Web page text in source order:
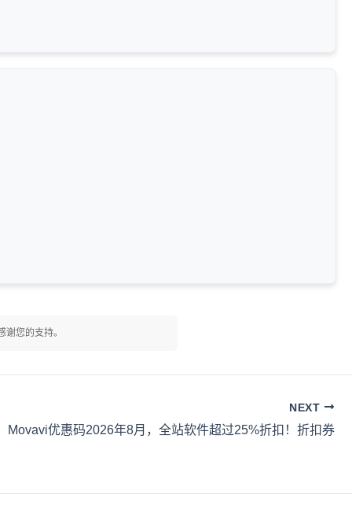
您的支持。
NEXT
Movavi优惠码2026年8月，全站软件超过25%折扣！折扣券